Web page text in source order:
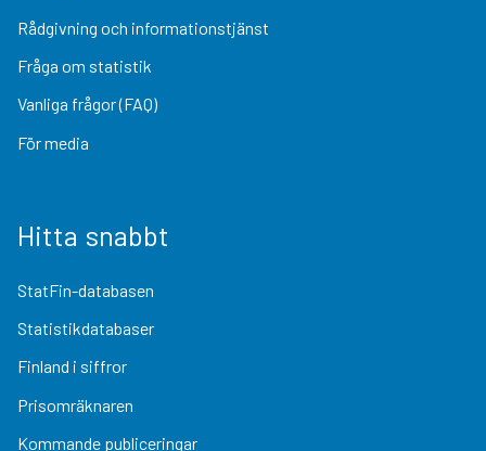
Rådgivning och informationstjänst
Fråga om statistik
Vanliga frågor (FAQ)
För media
Hitta snabbt
StatFin-databasen
Statistikdatabaser
Finland i siffror
Prisomräknaren
Kommande publiceringar